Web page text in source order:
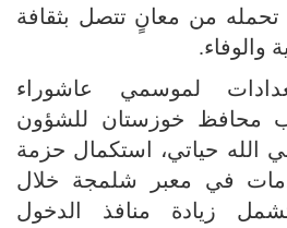
تحمله من معانٍ تتصل بثقافة
والوفاء.
لموسمي عاشوراء
محافظ خوزستان للشؤون
الله حياتي، استكمال حزمة
في معبر شلمجة خلال
تشمل زيادة منافذ الدخول